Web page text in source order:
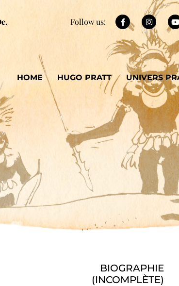
Follow us:
HOME HUGO PRATT UNIVERS
BIOGRAPHIE
(INCOMPLÈTE)